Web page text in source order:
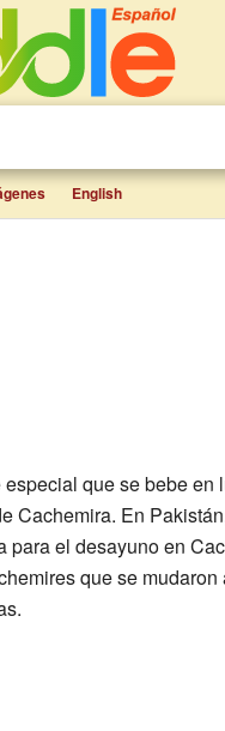
English
que se bebe en
Cachemira. En
el desayuno en
que se